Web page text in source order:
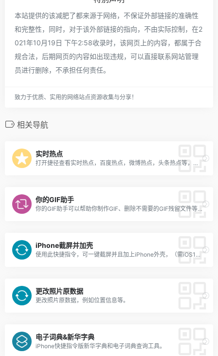
本站提供的该减肥了都来源于网络，不保证外部链接的准确性
和完整性，同时，对于该外部链接的指向，不由实际控制，在2
021年10月19日 下午2:58收录时，该网页上的内容，都属于合
规合法，后期网页的内容如出现违规，可以直接联系网站管理
员进行删除，不承担任何责任。
致力于优质、实用的网络站点资源收集与分享！
相关导航
实时热点
打开捷径查看实时热点，百度热点，微博热点，头条热点等，查看详情可跳转APP直接查看。
你的GIF助手
你的GIF助手可以帮助你制作GIF、删除不需要的GIF残留文件等，绝对会是你的得力助手。
iPhone截屏并加壳
使用此快捷指令，可一键截屏并且加上iPhone外壳，（需iOS14.5Beta2或以上系统）
更改照片原数据
更改照片原数据，例如位置信息等。
电子词典&新华字典
iPhone快捷指令版新华字典和电子词典查询工具。